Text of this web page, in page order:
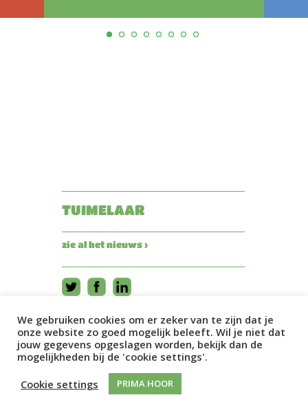
TUIMELAAR
zie al het nieuws ›
We gebruiken cookies om er zeker van te zijn dat je
onze website zo goed mogelijk beleeft. Wil je niet dat
jouw gegevens opgeslagen worden, bekijk dan de
mogelijkheden bij de 'cookie settings'.
Cookie settings
PRIMA HOOR